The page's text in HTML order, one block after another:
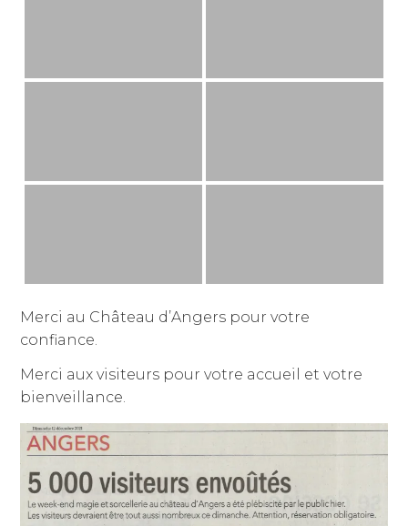
Merci au Château d’Angers pour votre
confiance.
Merci aux visiteurs pour votre accueil et votre
bienveillance.